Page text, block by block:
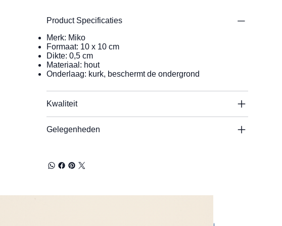
Product Specificaties
Merk: Miko
Formaat: 10 x 10 cm
Dikte: 0,5 cm
Materiaal: hout
Onderlaag: kurk, beschermt de ondergrond
Kwaliteit
Gelegenheden